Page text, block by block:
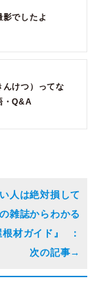
影でしたよ
んけつ）ってな
・Q&A
人は絶対損して
雑誌からわかる
材ガイド』